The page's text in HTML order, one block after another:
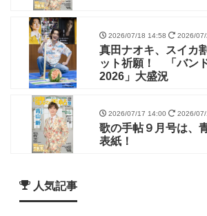
2026/07/18 14:58 2026/
真田ナオキ、スイカ
ット祈願！ 「バン
2026」大盛況
2026/07/17 14:00 2026/
歌の手帖９月号は、
表紙！
人気記事